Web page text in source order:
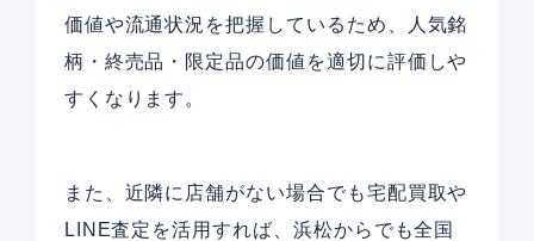
価値や流通状況を把握しているため、人気銘
柄・終売品・限定品の価値を適切に評価しや
すくなります。
また、近隣に店舗がない場合でも宅配買取や
LINE査定を活用すれば、浜松からでも全国